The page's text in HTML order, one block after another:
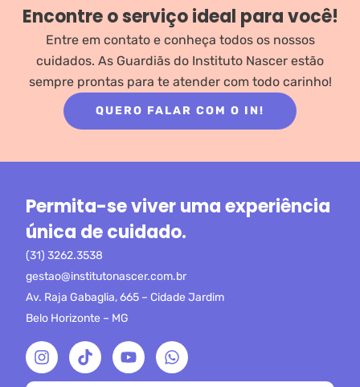
Encontre o serviço ideal para você!
Entre em contato e conheça todos os nossos
cuidados. As Guardiãs do Instituto Nascer estão
sempre prontas para te atender com todo carinho!
QUERO FALAR COM O IN!
Permita-se viver uma experiência
única de cuidado.
(31) 3262.3538
gestao@institutonascer.com.br
Av. Raja Gabaglia, 665 – Cidade Jardim
Belo Horizonte – MG